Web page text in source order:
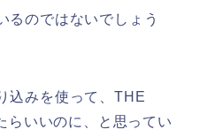
るのではないでしょう
込みを使って、THE
らいいのに、と思ってい